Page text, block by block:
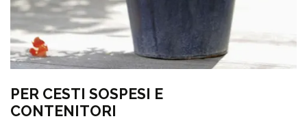
PER CESTI SOSPESI E
CONTENITORI